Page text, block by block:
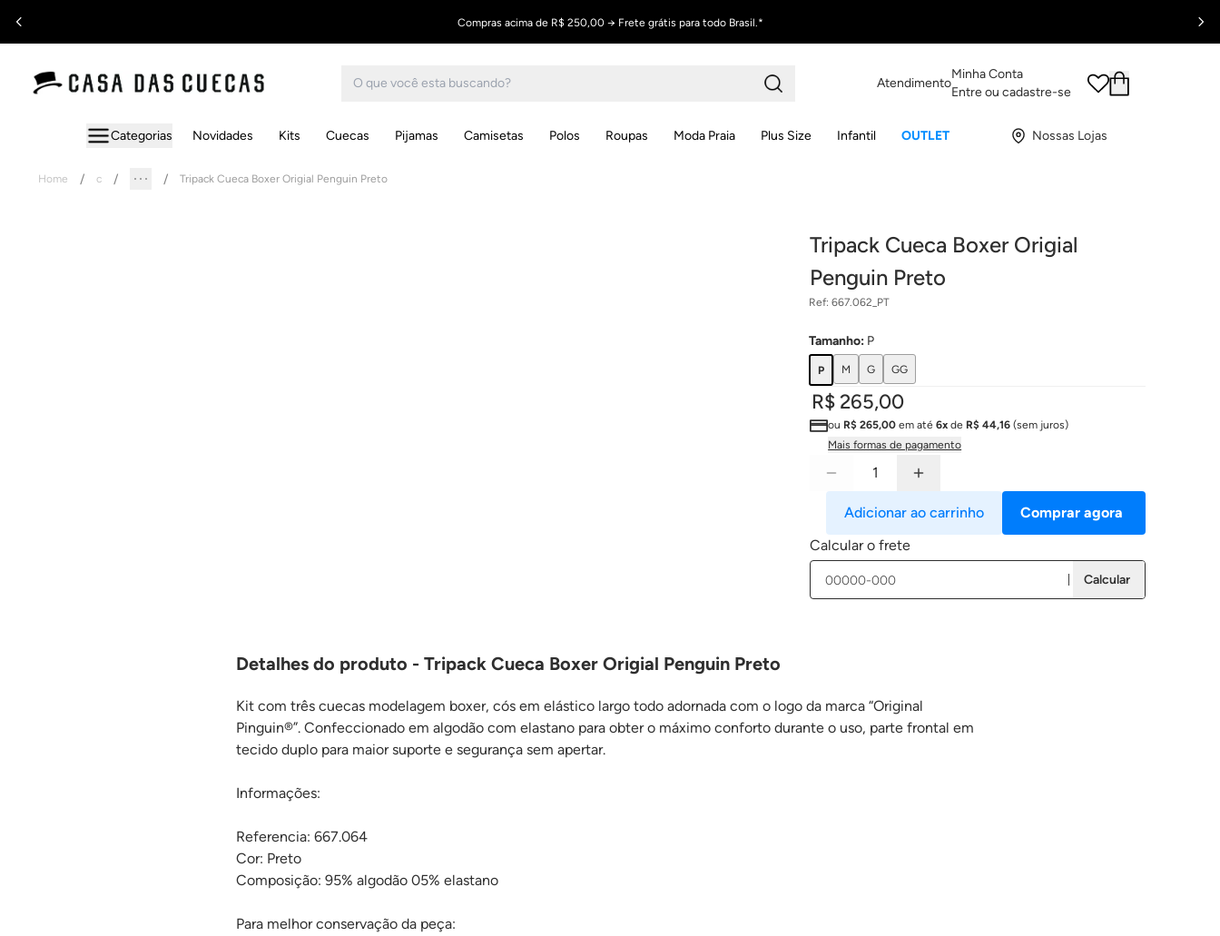
Compras acima de R$ 250,00 → Frete grátis para todo Brasil.*
Minha Conta
Entre ou cadastre-se
Atendimento
Categorias Novidades Kits Cuecas Pijamas Camisetas Polos Roupas Moda Praia Plus Size Infantil OUTLET Nossas Lojas
Home c Tripack Cueca Boxer Origial Penguin Preto
Tripack Cueca Boxer Origial
Penguin Preto
Ref: 667.062_PT
Tamanho:P
P M G GG
R$ 265,00
ou R$ 265,00 em até6x de R$ 44,16 (sem juros)
Mais formas de pagamento
Comprar agora
Adicionar ao carrinho
Calcular o frete
Calcular
Detalhes do produto - Tripack Cueca Boxer Origial Penguin Preto
Kit com três cuecas modelagem boxer, cós em elástico largo todo adornada com o logo da marca “Original
Pinguin®”. Confeccionado em algodão com elastano para obter o máximo conforto durante o uso, parte frontal em
tecido duplo para maior suporte e segurança sem apertar.
Informações:
Referencia: 667.064
Cor: Preto
Composição: 95% algodão 05% elastano
Para melhor conservação da peça: